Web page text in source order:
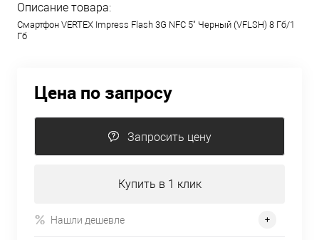
Описание товара:
Смартфон VERTEX Impress Flash 3G NFC 5" Черный (VFLSH) 8 Гб/1
Гб
Цена по запросу
Запросить цену
Купить в 1 клик
Нашли дешевле